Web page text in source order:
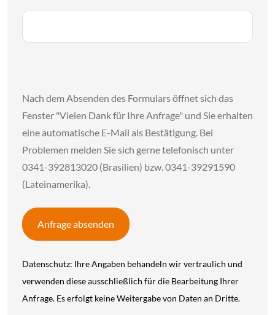
Nach dem Absenden des Formulars öffnet sich das
Fenster "Vielen Dank für Ihre Anfrage" und Sie erhalten
eine automatische E-Mail als Bestätigung. Bei
Problemen melden Sie sich gerne telefonisch unter
0341-392813020 (Brasilien) bzw. 0341-39291590
(Lateinamerika).
Anfrage absenden
Datenschutz: Ihre Angaben behandeln wir vertraulich und
verwenden diese ausschließlich für die Bearbeitung Ihrer
Anfrage. Es erfolgt keine Weitergabe von Daten an Dritte.